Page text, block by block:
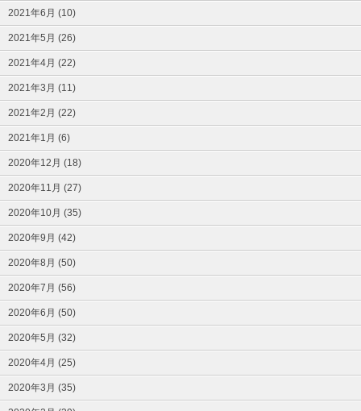
2021年6月 (10)
2021年5月 (26)
2021年4月 (22)
2021年3月 (11)
2021年2月 (22)
2021年1月 (6)
2020年12月 (18)
2020年11月 (27)
2020年10月 (35)
2020年9月 (42)
2020年8月 (50)
2020年7月 (56)
2020年6月 (50)
2020年5月 (32)
2020年4月 (25)
2020年3月 (35)